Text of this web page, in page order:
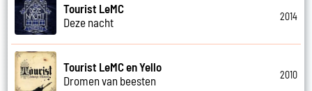
Tourist LeMC
Deze nacht
2014
Tourist LeMC en Yello
Dromen van beesten
2010